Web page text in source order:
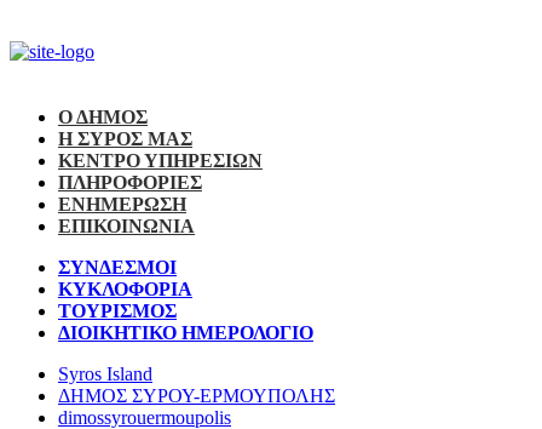
Ο ΔΗΜΟΣ
Η ΣΥΡΟΣ ΜΑΣ
ΚΕΝΤΡΟ ΥΠΗΡΕΣΙΩΝ
ΠΛΗΡΟΦΟΡΙΕΣ
ΕΝΗΜΕΡΩΣΗ
ΕΠΙΚΟΙΝΩΝΙΑ
ΣΥΝΔΕΣΜΟΙ
ΚΥΚΛΟΦΟΡΙΑ
ΤΟΥΡΙΣΜΟΣ
ΔΙΟΙΚΗΤΙΚΟ ΗΜΕΡΟΛΟΓΙΟ
Syros Island
ΔΗΜΟΣ ΣΥΡΟΥ-ΕΡΜΟΥΠΟΛΗΣ
dimossyrouermoupolis